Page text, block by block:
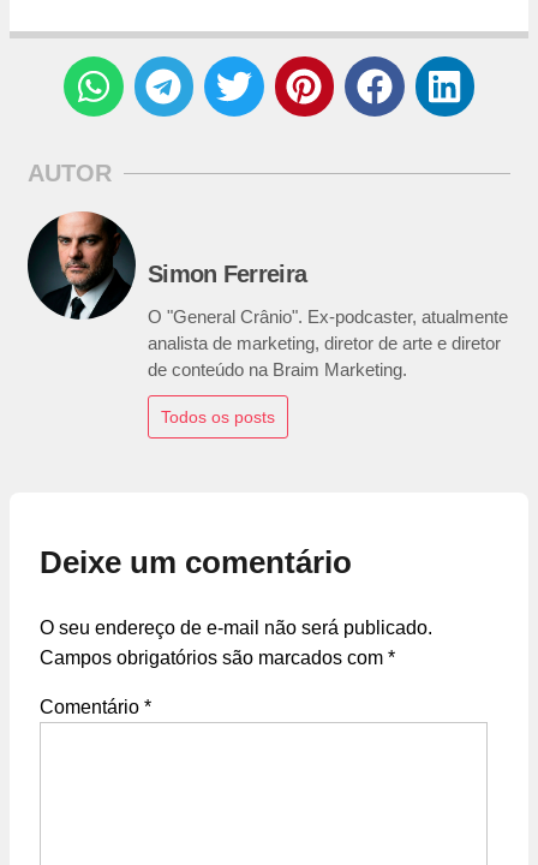
AUTOR
Simon Ferreira
O "General Crânio". Ex-podcaster, atualmente
analista de marketing, diretor de arte e diretor
de conteúdo na Braim Marketing.
Todos os posts
Deixe um comentário
O seu endereço de e-mail não será publicado.
Campos obrigatórios são marcados com *
Comentário *